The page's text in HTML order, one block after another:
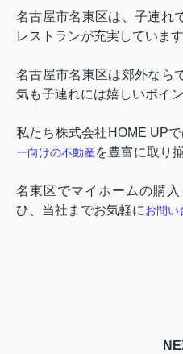
名古屋市名東区は、子連れ
レストランが充実しています
名古屋市名東区は郊外なら
気も子連れには嬉しいポイ
私たち株式会社 HOME UPで
ー向けの不動産を豊富に取り
名東区でマイホームの購
ひ、当社までお気軽にお問い